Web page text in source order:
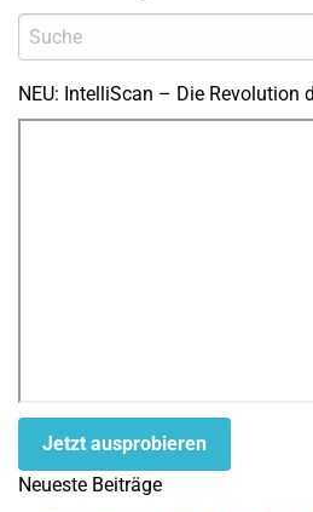
NEU: IntelliScan – Die Revolution
Jetzt ausprobieren
Neueste Beiträge